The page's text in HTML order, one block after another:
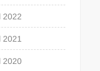
2022
2021
2020